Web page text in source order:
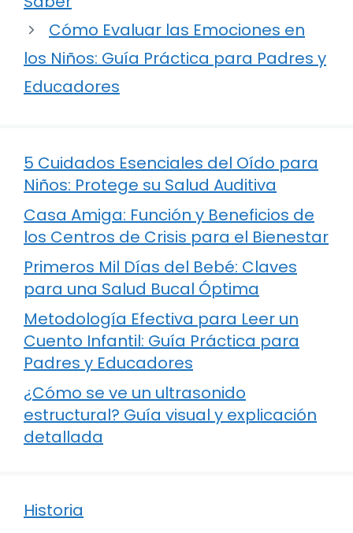
Cómo Evaluar las Emociones en
los Niños: Guía Práctica para Padres y
Educadores
5 Cuidados Esenciales del Oído para
Niños: Protege su Salud Auditiva
Casa Amiga: Función y Beneficios de
los Centros de Crisis para el Bienestar
Primeros Mil Días del Bebé: Claves
para una Salud Bucal Óptima
Metodología Efectiva para Leer un
Cuento Infantil: Guía Práctica para
Padres y Educadores
¿Cómo se ve un ultrasonido
estructural? Guía visual y explicación
detallada
Historia